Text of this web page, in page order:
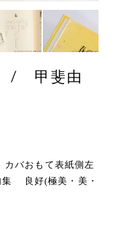
/ 甲斐由
バおもて表紙側左
良好(極美・美・